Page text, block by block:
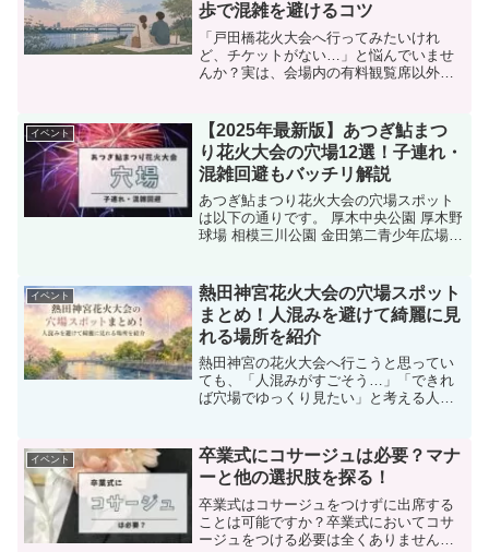
歩で混雑を避けるコツ
「戸田橋花火大会へ行ってみたいけれ
ど、チケットがない…」と悩んでいませ
んか？実は、会場内の有料観覧席以外に
雑しており、観覧場所だけでなくアクセ
ス方法や帰宅ルートまで考え...
イベント
【2025年最新版】あつぎ鮎まつ
り花火大会の穴場12選！子連れ・
混雑回避もバッチリ解説
あつぎ鮎まつり花火大会の穴場スポット
は以下の通りです。 厚木中央公園 厚木野
球場 相模三川公園 金田第二青少年広場
ク通路 ららぽーと海老名 旭スポーツ広場
新小...
イベント
熱田神宮花火大会の穴場スポット
まとめ！人混みを避けて綺麗に見
れる場所を紹介
熱田神宮の花火大会へ行こうと思ってい
ても、「人混みがすごそう…」「できれ
ば穴場でゆっくり見たい」と考える人は
前に穴場スポットを知っておくだけで快
適さが大きく変わります。...
イベント
卒業式にコサージュは必要？マナ
ーと他の選択肢を探る！
卒業式はコサージュをつけずに出席する
ことは可能ですか？卒業式においてコサ
ージュをつける必要は全くありません！